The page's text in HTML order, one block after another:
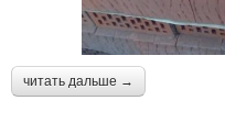
читать дальше →